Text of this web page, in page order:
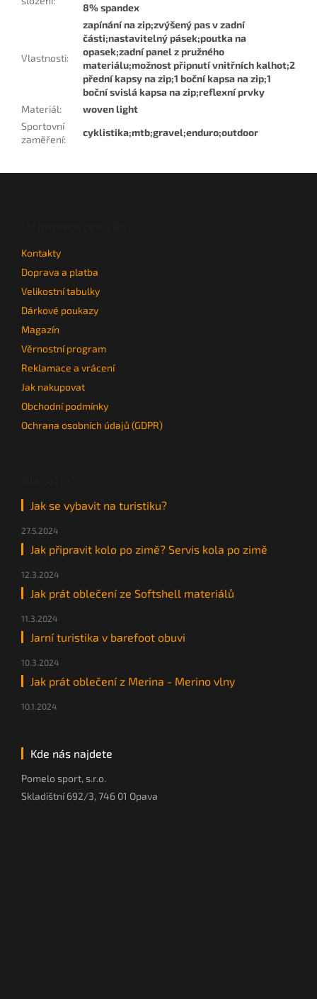
8% spandex
Vlastnosti:
zapínání na zip;zvýšený pas v zadní
části;nastavitelný pásek;poutka na
opasek;zadní panel z pružného
materiálu;možnost připnutí vnitřních kalhot;2
přední kapsy na zip;1 boční kapsa na zip;1
boční svislá kapsa na zip;reflexní prvky
Materiál:
woven light
Sportovní
zaměření:
cyklistika;mtb;gravel;enduro;outdoor
Kontakty
Doprava a platba
Velikostní tabulky
Dárkové poukazy
Magazín
Věrnostní program
Reklamace a vrácení
Jak nakupovat
Obchodní podmínky
Ochrana osobních údajů (GDPR)
Jak se vybavit na turistiku?
27.5.2024
Jak připravit kolo po zimě? Servis kola po zimě
12.3.2024
Jak prát oblečení ze Softshell materiálů
11.3.2024
Jarní turistika v barefoot obuvi
10.3.2024
Jak prát oblečení z Merina - Merino vlny
10.1.2024
Kde nás najdete
Pomelo sport, s.r.o.
Skladištní 692/3, 746 01 Opava